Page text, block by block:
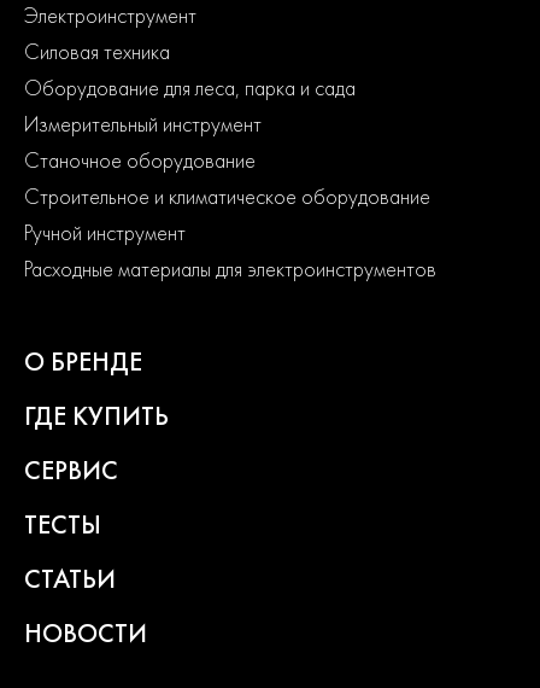
Электроинструмент
Силовая техника
Оборудование для леса, парка и сада
Измерительный инструмент
Станочное оборудование
Строительное и климатическое оборудование
Ручной инструмент
Расходные материалы для электроинструментов
О БРЕНДЕ
ГДЕ КУПИТЬ
СЕРВИС
ТЕСТЫ
СТАТЬИ
НОВОСТИ